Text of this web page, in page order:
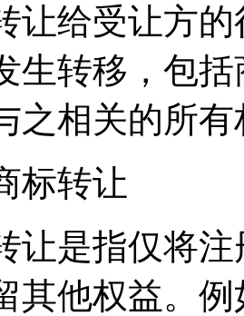
让给受让方
生转移，包
之相关的所有
标转让
让是指仅将
其他权益。